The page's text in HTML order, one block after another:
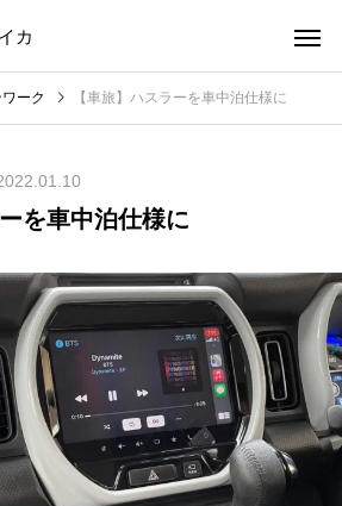
カ
ーク 【車旅】ハスラーを車中泊仕様に
を車中泊仕様に